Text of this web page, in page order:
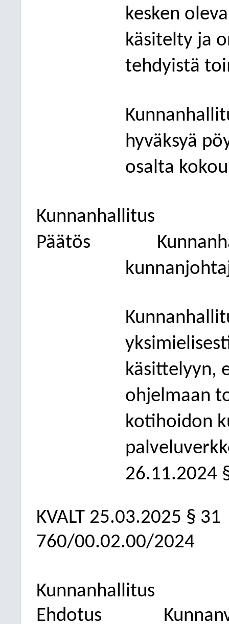
kesken
käsitelty ja
tehdyistä
hyväksyä
osalta
Kunnanhallitus
Päätös
käsittelyyn,
ohjelmaan
kotihoidon
26.11.2024
KVALT 25.03.2025 § 31
760/00.02.00/2024
Kunnanhallitus
Ehdotus